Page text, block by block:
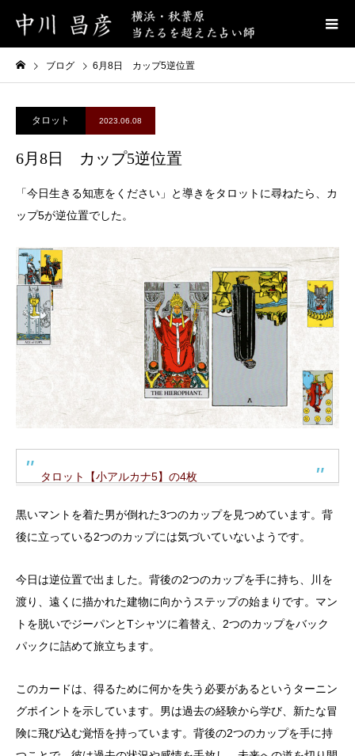
ブログ 6月8日 カップ5逆位置
タロット 2023.06.08
6月8日 カップ5逆位置
「今日生きる知恵をください」と導きをタロットに尋ねたら、カ
ップ5が逆位置でした。
タロット【小アルカナ5】の4枚
黒いマントを着た男が倒れた3つのカップを見つめています。背
後に立っている2つのカップには気づいていないようです。
今日は逆位置で出ました。背後の2つのカップを手に持ち、川を
渡り、遠くに描かれた建物に向かうステップの始まりです。マン
トを脱いでジーパンとTシャツに着替え、2つのカップをバック
パックに詰めて旅立ちます。
このカードは、得るために何かを失う必要があるというターニン
グポイントを示しています。男は過去の経験から学び、新たな冒
険に飛び込む覚悟を持っています。背後の2つのカップを手に持